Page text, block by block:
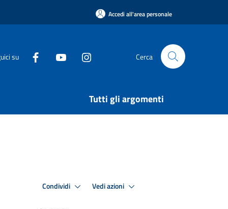
Accedi all'area personale
su Cerca
Tutti gli argomenti
Condividi Vedi azioni